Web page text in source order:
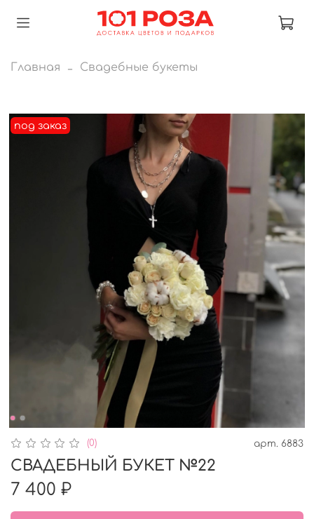
Главная Свадебные букеты
под заказ
(0) арт. 6883
СВАДЕБНЫЙ БУКЕТ №22
7 400 ₽